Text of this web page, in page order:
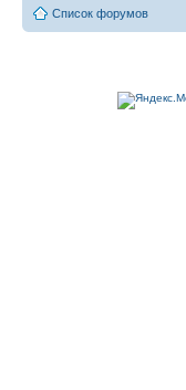
Список форумов